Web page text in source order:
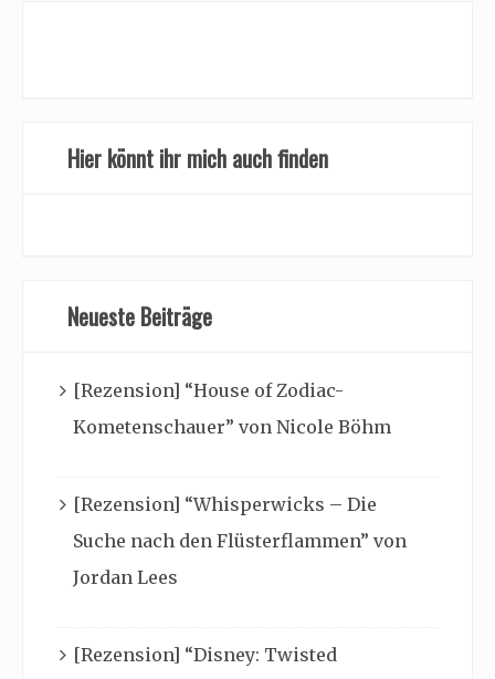
Hier könnt ihr mich auch finden
Neueste Beiträge
[Rezension] “House of Zodiac-
Kometenschauer” von Nicole Böhm
[Rezension] “Whisperwicks – Die
Suche nach den Flüsterflammen” von
Jordan Lees
[Rezension] “Disney: Twisted